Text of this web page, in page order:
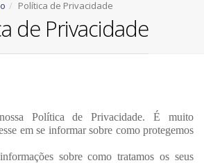
Política de Privacidade
de Privacidade
Política de Privacidade. É muito
em se informar sobre como protegemos
sobre como tratamos os seus